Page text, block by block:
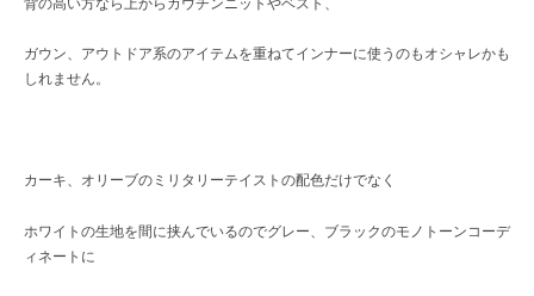
ガウン、アウトドア系のアイテムを重ねてインナーに使うのもオシャレかも
しれません。
カーキ、オリーブのミリタリーテイストの配色だけでなく
ホワイトの生地を間に挟んでいるのでグレー、ブラックのモノトーンコーデ
ィネートに